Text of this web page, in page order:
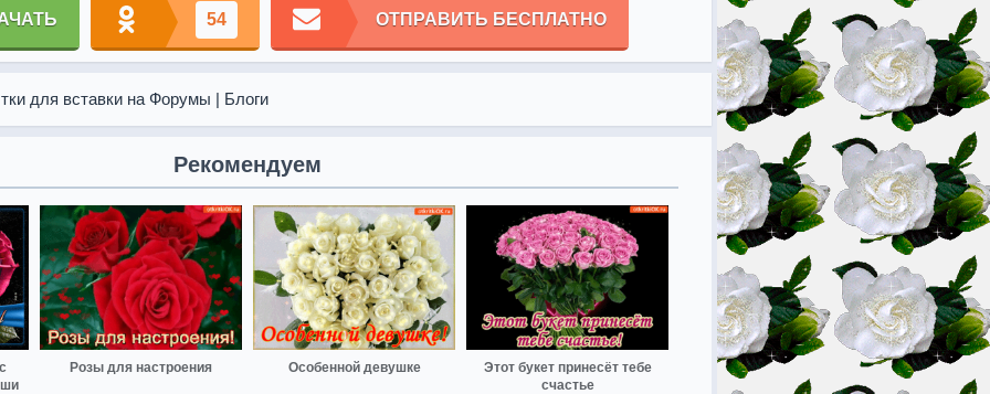
54 ОТПРАВИТЬ БЕСПЛАТНО
для вставки на Форумы | Блоги
Рекомендуем
Розы для настроения Особенной девушке
Этот букет принесёт тебе
счастье